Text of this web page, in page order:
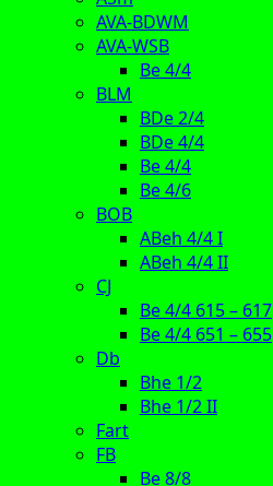
AVA-BDWM
AVA-WSB
Be 4/4
BLM
BDe 2/4
BDe 4/4
Be 4/4
Be 4/6
BOB
ABeh 4/4 I
ABeh 4/4 II
CJ
Be 4/4 615 – 617
Be 4/4 651 – 655
Db
Bhe 1/2
Bhe 1/2 II
Fart
FB
Be 8/8